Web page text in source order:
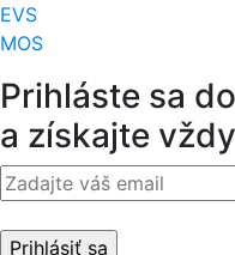
EVS
MOS
Prihláste sa
a získajte